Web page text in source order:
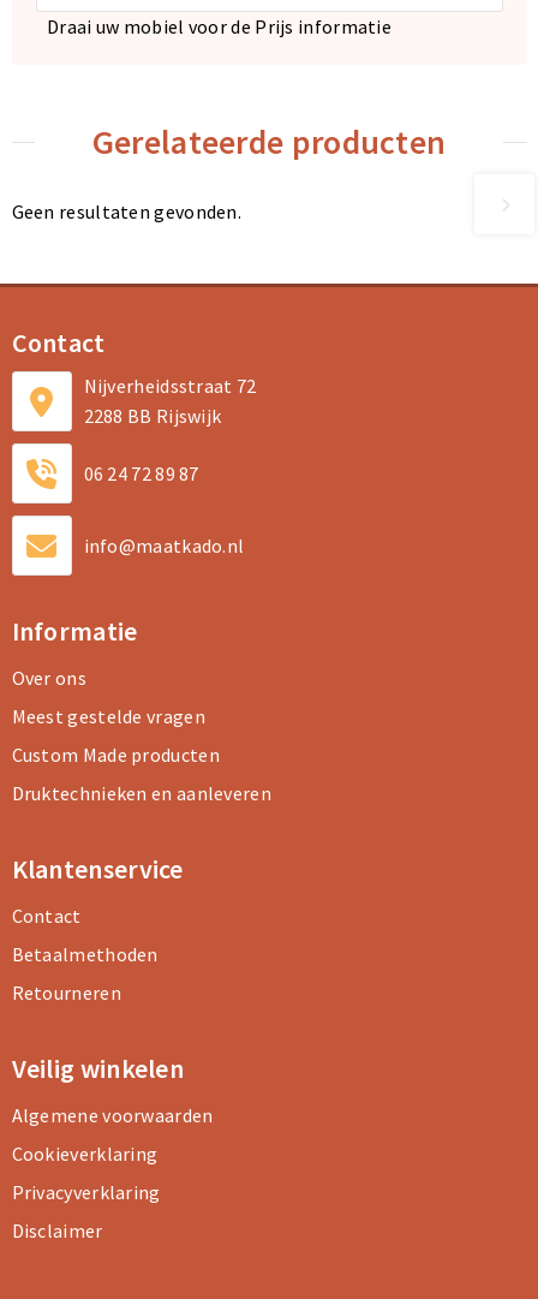
Draai uw mobiel voor de Prijs informatie
Gerelateerde producten
Geen resultaten gevonden.
Contact
Nijverheidsstraat 72
2288 BB Rijswijk
06 24 72 89 87
info@maatkado.nl
Informatie
Over ons
Meest gestelde vragen
Custom Made producten
Druktechnieken en aanleveren
Klantenservice
Contact
Betaalmethoden
Retourneren
Veilig winkelen
Algemene voorwaarden
Cookieverklaring
Privacyverklaring
Disclaimer